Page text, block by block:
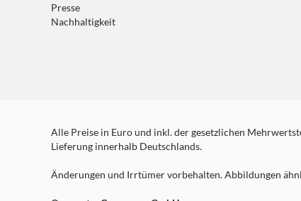
Presse
Nachhaltigkeit
Alle Preise in Euro und inkl. der gesetzlichen
Lieferung innerhalb Deutschlands.
Änderungen und Irrtümer vorbehalten. Abbildungen